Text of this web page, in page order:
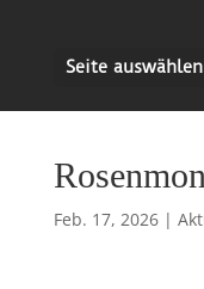
Seite auswählen
Feb. 17, 2026|